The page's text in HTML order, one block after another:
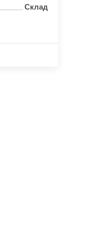
Склад